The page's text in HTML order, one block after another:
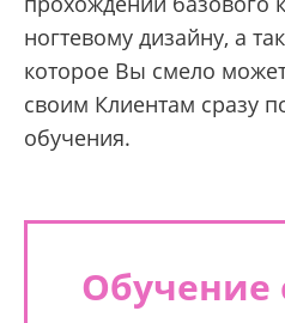
ногтевому дизайну, а
которое Вы смело
своим Клиентам сразу
обучения.
Обучение